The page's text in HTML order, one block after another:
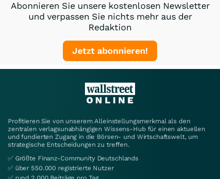
Abonnieren Sie unsere kostenlosen Newsletter
und verpassen Sie nichts mehr aus der
Redaktion
Jetzt abonnieren!
Profitieren Sie von unserem Alleinstellungsmerkmal als den
zentralen verlagsunabhängigen Wissens-Hub für einen aktuellen
und fundierten Zugang in die Börsen- und Wirtschaftswelt, um
strategische Entscheidungen zu treffen.
✅ Größte Finanz-Community Deutschlands
✅ über 550.000 registrierte Nutzer